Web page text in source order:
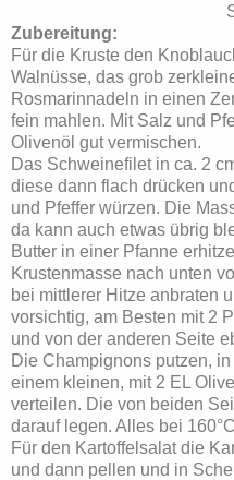
Zubereitung:
Für die Kruste den
Walnüsse, das grob
Rosmarinnadeln in einen
fein mahlen. Mit Salz und
Olivenöl gut vermischen.
Das Schweinefilet in ca. 2
diese dann flach drücken
und Pfeffer würzen. Die
da kann auch etwas übrig
Butter in einer Pfanne
Krustenmasse nach unten
bei mittlerer Hitze anbraten
vorsichtig, am Besten mit 2
und von der anderen Seite
Die Champignons putzen,
einem kleinen, mit 2 EL
verteilen. Die von beiden
darauf legen. Alles bei
Für den Kartoffelsalat die
und dann pellen und in